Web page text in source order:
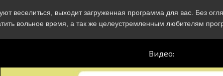
веселиться, выходит загруженная программа для вас. Без
вольное время, а так же целеустремленным любителям
Видео: